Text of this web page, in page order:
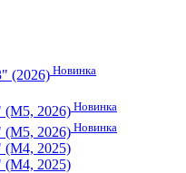
(2026) Новинка
(M5, 2026) Новинка
(M5, 2026) Новинка
(M4, 2025)
(M4, 2025)